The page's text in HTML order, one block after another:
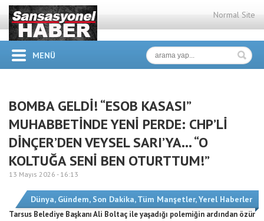
Normal Site
MENÜ
BOMBA GELDİ! “ESOB KASASI”
MUHABBETİNDE YENİ PERDE: CHP’Lİ
DİNÇER’DEN VEYSEL SARI’YA… “O
KOLTUĞA SENİ BEN OTURTTUM!”
13 Mayıs 2026 - 16:13
Dünya, Gündem, Son Dakika,Tüm Manşetler,Yerel Haberler
Tarsus Belediye Başkanı Ali Boltaç ile yaşadığı polemiğin ardından özür